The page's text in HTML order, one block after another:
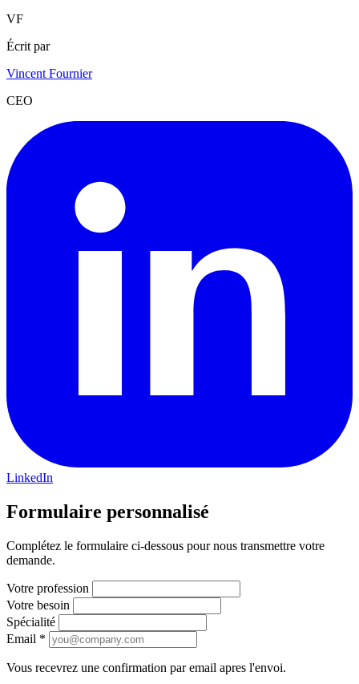
VF
Écrit par
Vincent Fournier
CEO
LinkedIn
Formulaire personnalisé
Complétez le formulaire ci-dessous pour nous transmettre votre
demande.
Votre profession
Votre besoin
Spécialité
Email *
Vous recevrez une confirmation par email apres l'envoi.